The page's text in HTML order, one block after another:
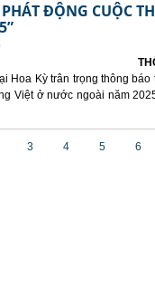
ĐỘNG CUỘC
Hoa Kỳ trân trọng thông
Việt ở nước ngoài năm
3 4 5 6